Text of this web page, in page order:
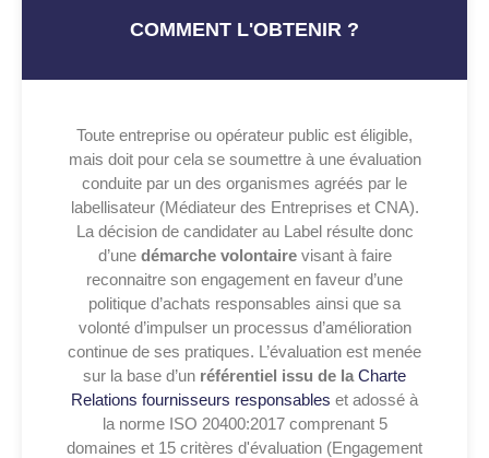
COMMENT L'OBTENIR ?
Toute entreprise ou opérateur public est éligible,
mais doit pour cela se soumettre à une évaluation
conduite par un des organismes agréés par le
labellisateur (Médiateur des Entreprises et CNA).
La décision de candidater au Label résulte donc
d’une démarche volontairevisant à faire
reconnaitre son engagement en faveur d’une
politique d’achats responsables ainsi que sa
volonté d’impulser un processus d’amélioration
continue de ses pratiques. L’évaluation est menée
sur la base d’un référentiel issu de la Charte
Relations fournisseurs responsables et adossé à
la norme ISO 20400:2017 comprenant 5
domaines et 15 critères d'évaluation (Engagement